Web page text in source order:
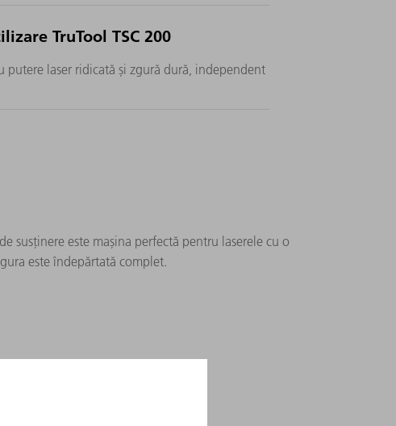
TruTool TSC 200
putere laser ridicată și zgură dură, independent
susținere este mașina perfectă pentru laserele cu o
este îndepărtată complet.